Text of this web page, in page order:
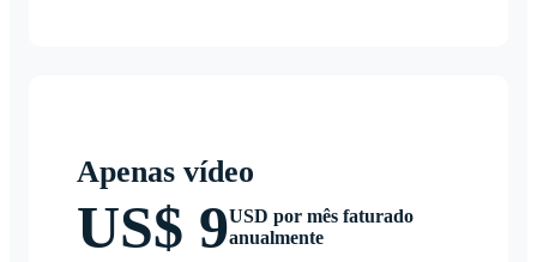
Apenas vídeo
US$ 9USD por mês faturado
anualmente